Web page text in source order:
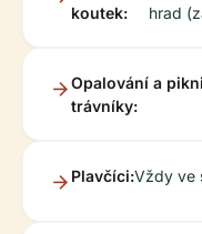
koutek:
hrad
Opalování a
trávníky:
Plavčíci:Vždy ve